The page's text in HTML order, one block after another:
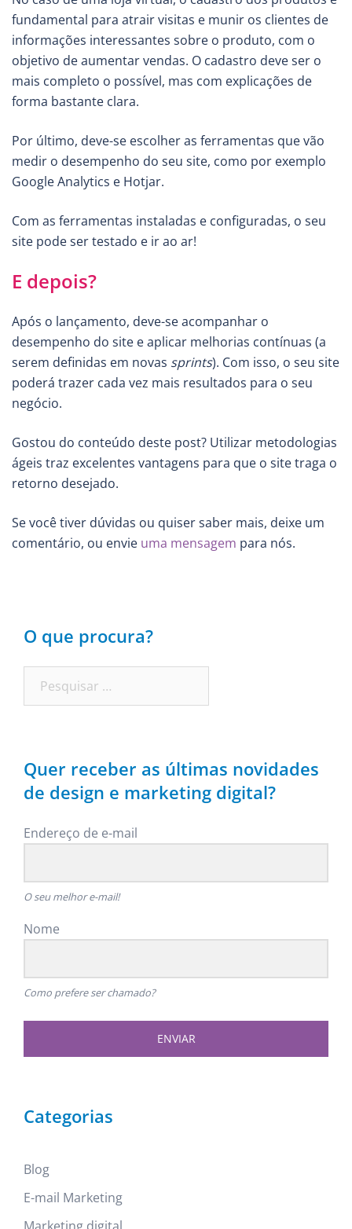
fundamental para atrair visitas e munir os clientes de
informações interessantes sobre o produto, com o
objetivo de aumentar vendas. O cadastro deve ser o
mais completo o possível, mas com explicações de
forma bastante clara.
Por último, deve-se escolher as ferramentas que vão
medir o desempenho do seu site, como por exemplo
Google Analytics e Hotjar.
Com as ferramentas instaladas e configuradas, o seu
site pode ser testado e ir ao ar!
E depois?
Após o lançamento, deve-se acompanhar o
desempenho do site e aplicar melhorias contínuas (a
serem definidas em novas sprints). Com isso, o seu site
poderá trazer cada vez mais resultados para o seu
negócio.
Gostou do conteúdo deste post? Utilizar metodologias
ágeis traz excelentes vantagens para que o site traga o
retorno desejado.
Se você tiver dúvidas ou quiser saber mais, deixe um
comentário, ou envie uma mensagem para nós.
O que procura?
por:
Quer receber as últimas novidades
de design e marketing digital?
Endereço de e-mail
O seu melhor e-mail!
Nome
Como prefere ser chamado?
ENVIAR
Categorias
Blog
E-mail Marketing